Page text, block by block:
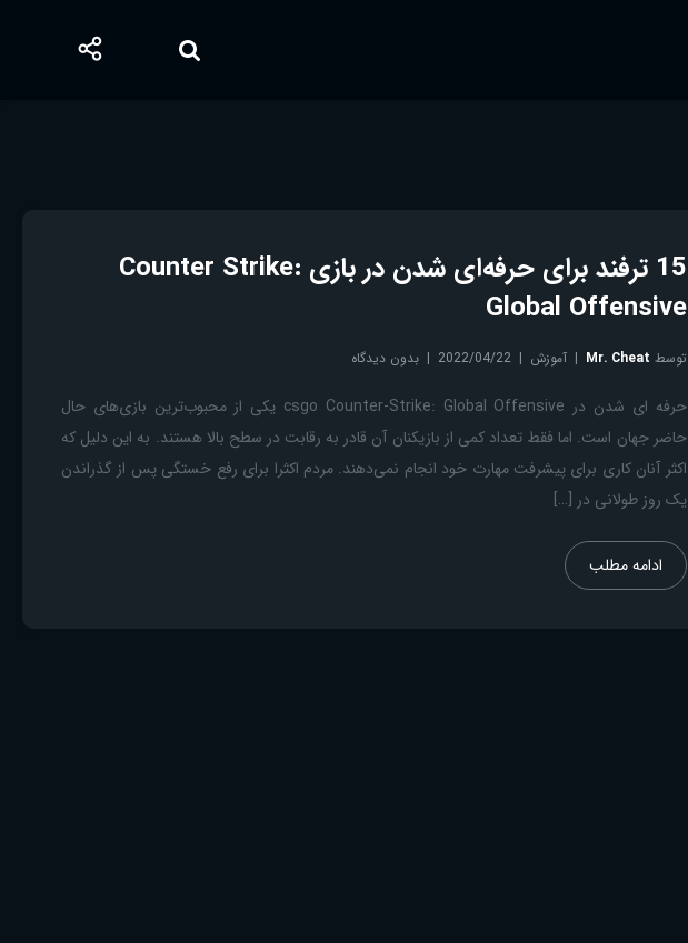
15 ترفند برای حرفه‌ای شدن در بازی Counter Strike:
Global Offensive
توسط Mr. Cheat آموزش 2022/04/22 بدون دیدگاه
حرفه ای شدن در csgo Counter-Strike: Global Offensive یکی از محبوب‌ترین بازی‌های حال
حاضر جهان است. اما فقط تعداد کمی از بازیکنان آن قادر به رقابت در سطح بالا هستند. به این دلیل که
اکثر آنان کاری برای پیشرفت مهارت خود انجام نمی‌دهند. مردم اکثرا برای رفع خستگی پس از گذراندن
یک روز طولانی در […]
ادامه مطلب